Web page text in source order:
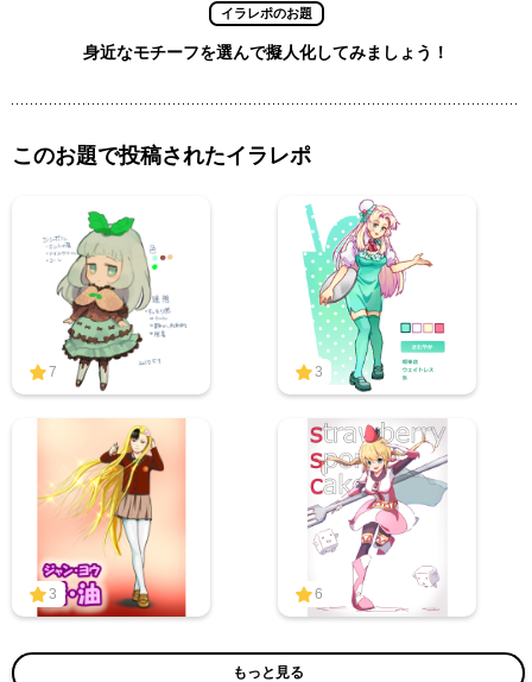
イラレポのお題
身近なモチーフを選んで擬人化してみましょう！
このお題で投稿されたイラレポ
7 3
3 6
もっと見る